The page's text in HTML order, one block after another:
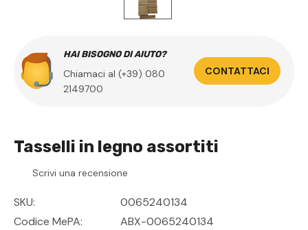
HAI BISOGNO DI AIUTO?
Chiamaci al (+39) 080
2149700
CONTATTACI
Tasselli in legno assortiti
Scrivi una recensione
SKU:
0065240134
Codice MePA:
ABX-0065240134